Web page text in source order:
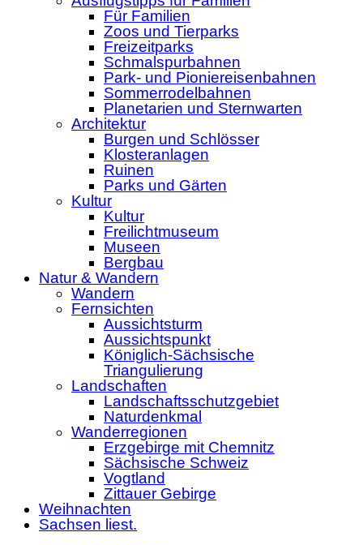
Für Familien
Zoos und Tierparks
Freizeitparks
Schmalspurbahnen
Park- und Pioniereisenbahnen
Sommerrodelbahnen
Planetarien und Sternwarten
Architektur
Burgen und Schlösser
Klosteranlagen
Ruinen
Parks und Gärten
Kultur
Kultur
Freilichtmuseum
Museen
Bergbau
Natur & Wandern
Wandern
Fernsichten
Aussichtsturm
Aussichtspunkt
Königlich-Sächsische
Triangulierung
Landschaften
Landschaftsschutzgebiet
Naturdenkmal
Wanderregionen
Erzgebirge mit Chemnitz
Sächsische Schweiz
Vogtland
Zittauer Gebirge
Weihnachten
Sachsen liest.